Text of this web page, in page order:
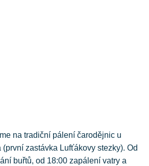
na tradiční pálení čarodějnic u
(první zastávka Lufťákovy stezky). Od
buřtů, od 18:00 zapálení vatry a